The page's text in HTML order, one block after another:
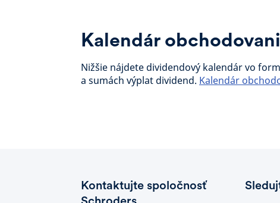
Kalendár
Nižšie nájdete dividendový kalendár vo
a sumách výplat dividend. Kalendár
Kontaktujte spoločnosť